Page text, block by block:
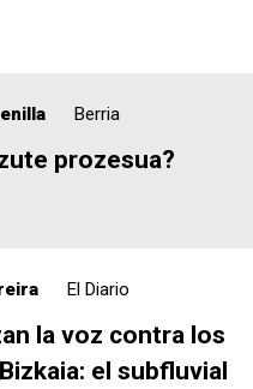
Berria
prozesua?
El Diario
la voz contra los
el subfluvial